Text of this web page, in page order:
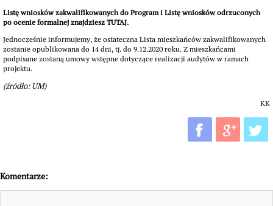
Listę wniosków zakwalifikowanych do Program i Listę wniosków odrzuconych
po ocenie formalnej znajdzieszTUTAJ.
Jednocześnie informujemy, że ostateczna Lista mieszkańców zakwalifikowanych
zostanie opublikowana do 14 dni, tj. do 9.12.2020 roku. Z mieszkańcami
podpisane zostaną umowy wstępne dotyczące realizacji audytów w ramach
projektu.
(źródło: UM)
KK
Komentarze: